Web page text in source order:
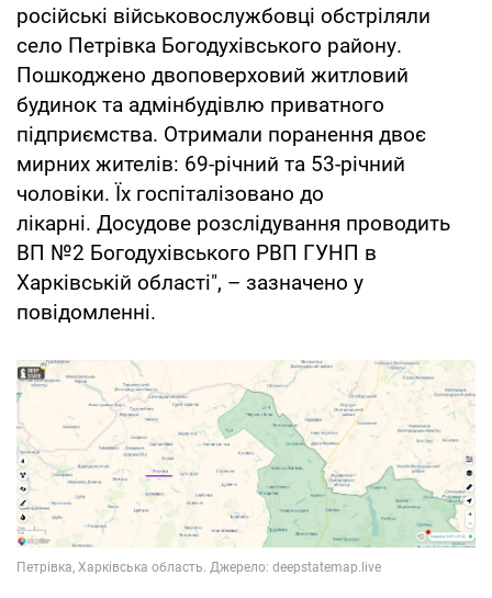
російські військовослужбовці обстріляли
село Петрівка Богодухівського району.
Пошкоджено двоповерховий житловий
будинок та адмінбудівлю приватного
підприємства. Отримали поранення двоє
мирних жителів: 69-річний та 53-річний
чоловіки. Їх госпіталізовано до
лікарні. Досудове розслідування проводить
ВП №2 Богодухівського РВП ГУНП в
Харківській області", – зазначено у
повідомленні.